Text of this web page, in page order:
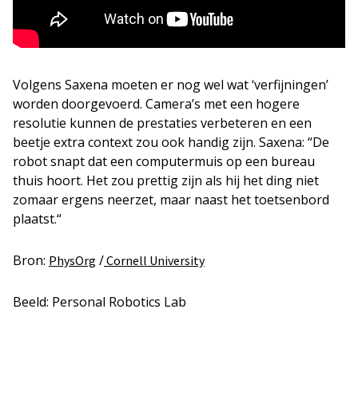
Volgens Saxena moeten er nog wel wat ‘verfijningen’
worden doorgevoerd. Camera’s met een hogere
resolutie kunnen de prestaties verbeteren en een
beetje extra context zou ook handig zijn. Saxena: “De
robot snapt dat een computermuis op een bureau
thuis hoort. Het zou prettig zijn als hij het ding niet
zomaar ergens neerzet, maar naast het toetsenbord
plaatst.“
Bron: PhysOrg /Cornell University
Beeld: Personal Robotics Lab